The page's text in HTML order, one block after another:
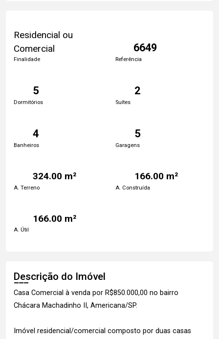
Residencial ou
Comercial
Finalidade
6649
Referência
5
Dormitórios
2
Suítes
4
Banheiros
5
Garagens
324.00 m²
A. Terreno
166.00 m²
A. Construída
166.00 m²
A. Útil
Descrição do Imóvel
Casa Comercial à venda por R$850.000,00 no bairro
Chácara Machadinho II, Americana/SP.
Imóvel residencial/comercial composto por duas casas